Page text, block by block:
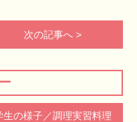
生の様子／調理実習料理
次の記事へ >